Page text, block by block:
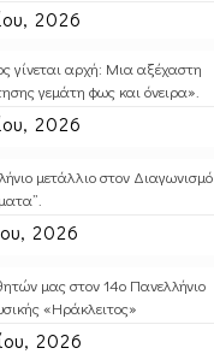
2026
γίνεται αρχή: Μια αξέχαστη
γεμάτη φως και όνειρα».
2026
μετάλλιο στον Διαγωνισμό
2026
μας στον 14ο Πανελλήνιο
«Ηράκλειτος»
2026